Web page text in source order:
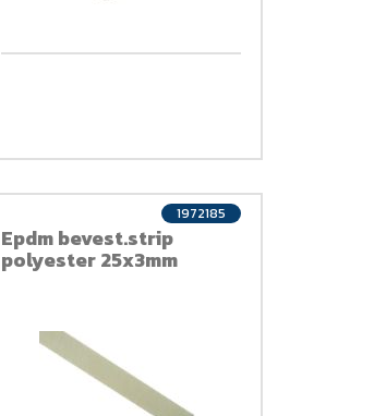
Epdm bevest.strip
polyester 25x3mm
1972185